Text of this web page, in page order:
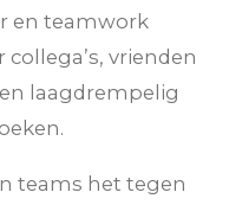
en teamwork
vrienden
laagdrempelig
teams het tegen